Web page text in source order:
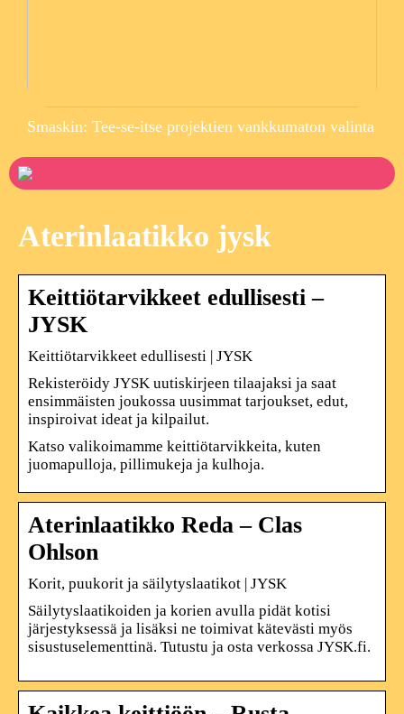
Smaskin: Tee-se-itse projektien vankkumaton valinta
Aterinlaatikko jysk
Keittiötarvikkeet edullisesti –
JYSK
Keittiötarvikkeet edullisesti | JYSK
Rekisteröidy JYSK uutiskirjeen tilaajaksi ja saat
ensimmäisten joukossa uusimmat tarjoukset, edut,
inspiroivat ideat ja kilpailut.
Katso valikoimamme keittiötarvikkeita, kuten
juomapulloja, pillimukeja ja kulhoja.
Aterinlaatikko Reda – Clas
Ohlson
Korit, puukorit ja säilytyslaatikot | JYSK
Säilytyslaatikoiden ja korien avulla pidät kotisi
järjestyksessä ja lisäksi ne toimivat kätevästi myös
sisustuselementtinä. Tutustu ja osta verkossa JYSK.fi.